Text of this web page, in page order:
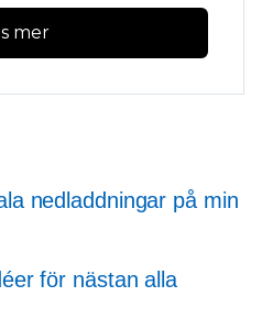
mer
nedladdningar på min
för nästan alla